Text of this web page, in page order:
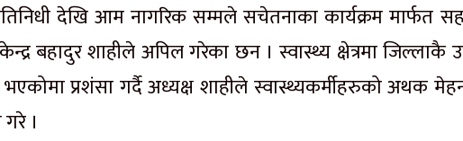
देखि आम नागरिक सम्मले सचेतनाका कार्यक्रम मार्फत
बहादुर शाहीले अपिल गरेका छन । स्वास्थ्य क्षेत्रमा जिल्लाकै
प्रशंसा गर्दै अध्यक्ष शाहीले स्वास्थ्यकर्मीहरुको अथक
।